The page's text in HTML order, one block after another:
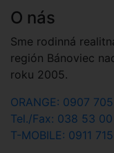
O nás
Sme rodinná
región Bánoviec
roku 2005.
ORANGE: 0907
Tel./Fax: 038 53
T-MOBILE: 0911